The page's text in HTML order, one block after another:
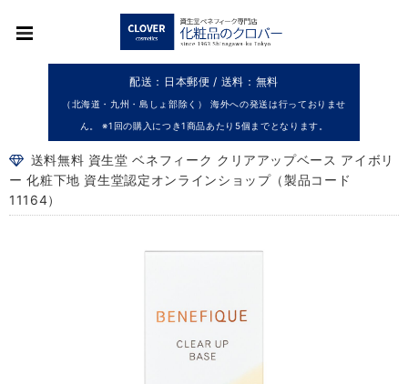
配送：日本郵便 / 送料：無料
（北海道・九州・島しょ部除く） 海外への発送は行っておりませ
ん。 ※1回の購入につき1商品あたり5個までとなります。
送料無料 資生堂 ベネフィーク クリアアップベース アイボリ
ー 化粧下地 資生堂認定オンラインショップ（製品コード
11164）